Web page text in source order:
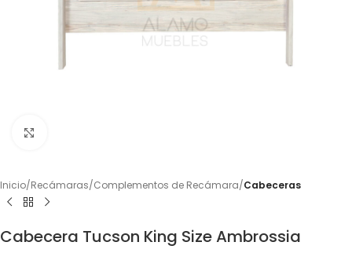
Inicio Recámaras Complementos de Recámara Cabeceras
Cabecera Tucson King Size Ambrossia